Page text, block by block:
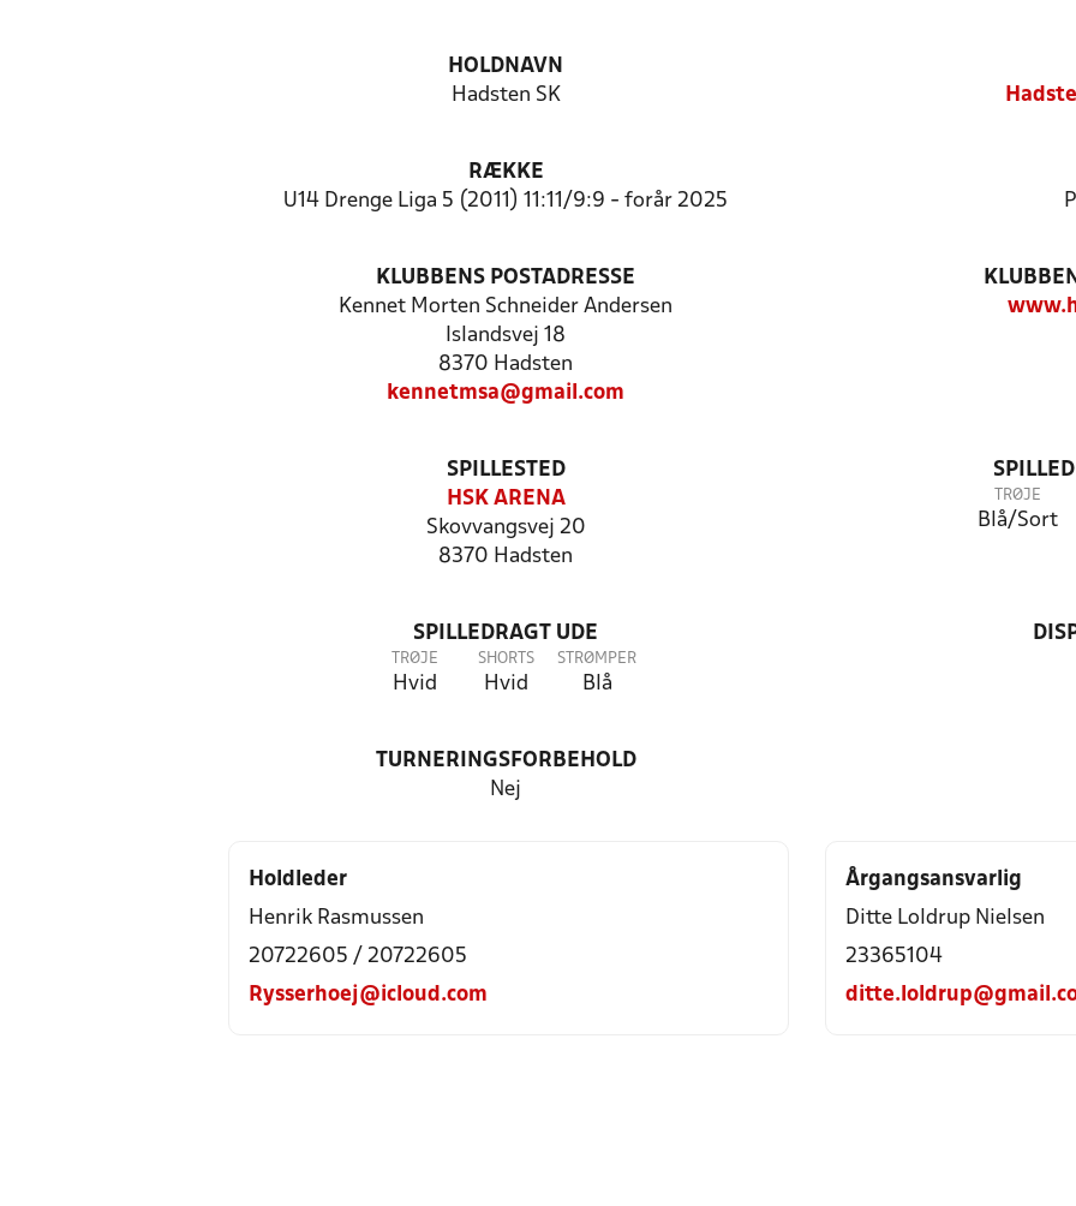
HOLDNAVN
Hadsten SK
RÆKKE
U14 Drenge Liga 5 (2011) 11:11/9:9 - forår 2025
KLUBBENS POSTADRESSE
Kennet Morten Schneider Andersen
Islandsvej 18
8370 Hadsten
kennetmsa@gmail.com
SPILLESTED
HSK ARENA
Skovvangsvej 20
8370 Hadsten
TRØJE
Blå/Sort
SPILLEDRAGT UDE
TRØJE
Hvid
SHORTS
Hvid
STRØMPER
Blå
TURNERINGSFORBEHOLD
Nej
Holdleder
Henrik Rasmussen
20722605 / 20722605
Rysserhoej@icloud.com
Årgangsansvarlig
Ditte Loldrup Nielsen
23365104